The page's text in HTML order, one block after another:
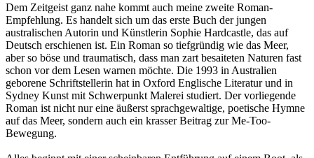
Dem Zeitgeist ganz nahe kommt auch meine zweite Roman-
Empfehlung. Es handelt sich um das erste Buch der jungen
australischen Autorin und Künstlerin Sophie Hardcastle, das auf
Deutsch erschienen ist. Ein Roman so tiefgründig wie das Meer,
aber so böse und traumatisch, dass man zart besaiteten Naturen fast
schon vor dem Lesen warnen möchte. Die 1993 in Australien
geborene Schriftstellerin hat in Oxford Englische Literatur und in
Sydney Kunst mit Schwerpunkt Malerei studiert. Der vorliegende
Roman ist nicht nur eine äußerst sprachgewaltige, poetische Hymne
auf das Meer, sondern auch ein krasser Beitrag zur Me-Too-
Bewegung.